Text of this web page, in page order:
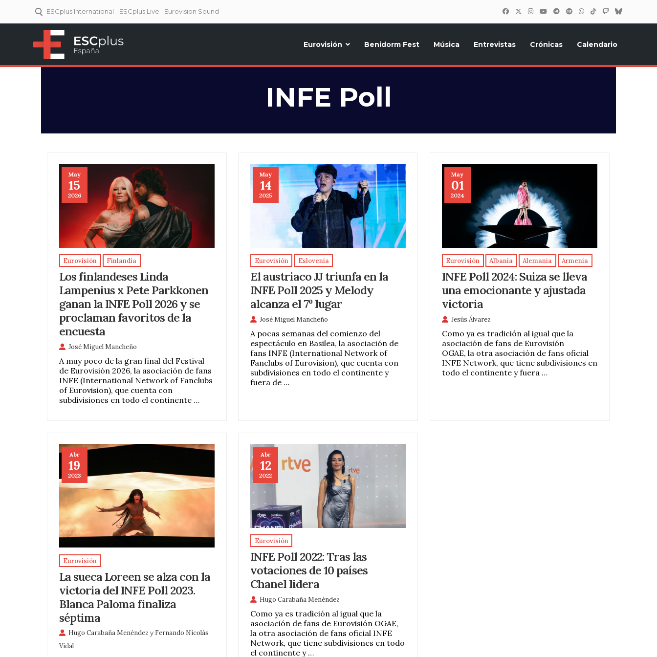
ESCplus International ESCplus Live Eurovision Sound
Eurovisión Benidorm Fest Música Entrevistas Crónicas Calendario
INFE Poll
May
15
2026
Eurovisión Finlandia
Los finlandeses Linda
Lampenius x Pete Parkkonen
ganan la INFE Poll 2026 y se
proclaman favoritos de la
encuesta
José Miguel Mancheño
A muy poco de la gran final del Festival
de Eurovisión 2026, la asociación de fans
INFE (International Network of Fanclubs
of Eurovision), que cuenta con
subdivisiones en todo el continente …
May
14
2025
Eurovisión Eslovenia
El austriaco JJ triunfa en la
INFE Poll 2025 y Melody
alcanza el 7º lugar
José Miguel Mancheño
A pocas semanas del comienzo del
espectáculo en Basilea, la asociación de
fans INFE (International Network of
Fanclubs of Eurovision), que cuenta con
subdivisiones en todo el continente y
fuera de …
May
01
2024
Eurovisión Albania Alemania Armenia
INFE Poll 2024: Suiza se lleva
una emocionante y ajustada
victoria
Jesús Álvarez
Como ya es tradición al igual que la
asociación de fans de Eurovisión
OGAE, la otra asociación de fans oficial
INFE Network, que tiene subdivisiones en
todo el continente y fuera …
Abr
19
2023
Eurovisión
La sueca Loreen se alza con la
victoria del INFE Poll 2023.
Blanca Paloma finaliza
séptima
Hugo Carabaña Menéndez y Fernando Nicolás
Vidal
Abr
12
2022
Eurovisión
INFE Poll 2022: Tras las
votaciones de 10 países
Chanel lidera
Hugo Carabaña Menéndez
Como ya es tradición al igual que la
asociación de fans de Eurovisión OGAE,
la otra asociación de fans oficial INFE
Network, que tiene subdivisiones en todo
el continente y …